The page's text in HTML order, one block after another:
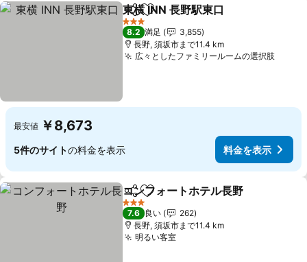
シェアお気に入りに追加
東横 INN 長野駅東口
3 ホテルのランク
8.2 満足
3,855
長野, 須坂市まで11.4 km
広々としたファミリールームの選択肢料金
最安値 ￥8,673
5件のサイトの料金を表示 料金を表示
シェアお気に入りに追加
コンフォートホテル長野
3 ホテルのランク
7.6 良い
262
長野, 須坂市まで11.4 km
明るい客室料金を表示